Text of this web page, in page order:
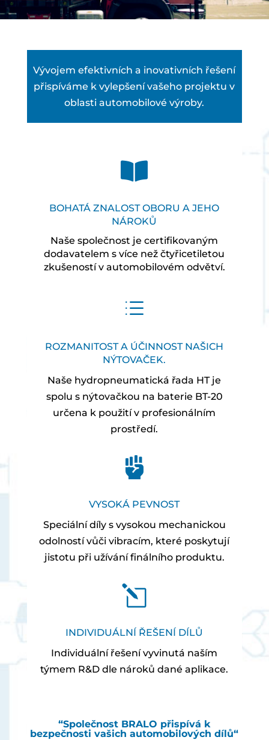
Vývojem efektivních a inovativních řešení
přispíváme k vylepšení vašeho projektu v
oblasti automobilové výroby.

BOHATÁ ZNALOST OBORU A JEHO
NÁROKŮ
Naše společnost je certifikovaným
dodavatelem s více než čtyřicetiletou
zkušeností v automobilovém odvětví.
d
ROZMANITOST A ÚČINNOST NAŠICH
NÝTOVAČEK.
Naše hydropneumatická řada HT je
spolu s nýtovačkou na baterie BT-20
určena k použití v profesionálním
prostředí.

VYSOKÁ PEVNOST
Speciální díly s vysokou mechanickou
odolností vůči vibracím, které poskytují
jistotu při užívání finálního produktu.
l
INDIVIDUÁLNÍ ŘEŠENÍ DÍLŮ
Individuální řešení vyvinutá naším
týmem R&D dle nároků dané aplikace.
“Společnost BRALO přispívá k
bezpečnosti vašich automobilových dílů“